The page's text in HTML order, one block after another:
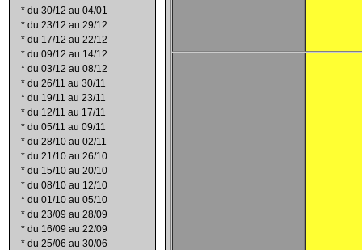
* du 30/12 au 04/01
* du 23/12 au 29/12
* du 17/12 au 22/12
* du 09/12 au 14/12
* du 03/12 au 08/12
* du 26/11 au 30/11
* du 19/11 au 23/11
* du 12/11 au 17/11
* du 05/11 au 09/11
* du 28/10 au 02/11
* du 21/10 au 26/10
* du 15/10 au 20/10
* du 08/10 au 12/10
* du 01/10 au 05/10
* du 23/09 au 28/09
* du 16/09 au 22/09
* du 25/06 au 30/06